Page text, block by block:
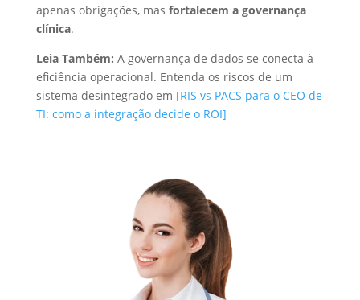
apenas obrigações, mas fortalecem a governança
clínica.
Leia Também: A governança de dados se conecta à
eficiência operacional. Entenda os riscos de um
sistema desintegrado em [RIS vs PACS para o CEO de
TI: como a integração decide o ROI]